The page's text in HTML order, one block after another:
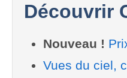
Découvrir
Nouveau !
Vues du ciel,